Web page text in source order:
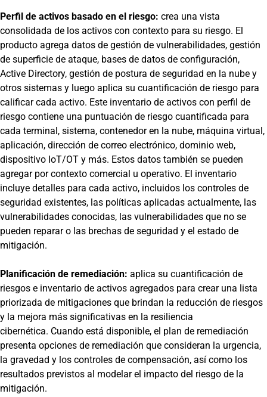
Perfil de activos basado en el riesgo: crea una vista
consolidada de los activos con contexto para su riesgo. El
producto agrega datos de gestión de vulnerabilidades, gestión
de superficie de ataque, bases de datos de configuración,
Active Directory, gestión de postura de seguridad en la nube y
otros sistemas y luego aplica su cuantificación de riesgo para
calificar cada activo. Este inventario de activos con perfil de
riesgo contiene una puntuación de riesgo cuantificada para
cada terminal, sistema, contenedor en la nube, máquina virtual,
aplicación, dirección de correo electrónico, dominio web,
dispositivo IoT/OT y más. Estos datos también se pueden
agregar por contexto comercial u operativo. El inventario
incluye detalles para cada activo, incluidos los controles de
seguridad existentes, las políticas aplicadas actualmente, las
vulnerabilidades conocidas, las vulnerabilidades que no se
pueden reparar o las brechas de seguridad y el estado de
mitigación.
Planificación de remediación: aplica su cuantificación de
riesgos e inventario de activos agregados para crear una lista
priorizada de mitigaciones que brindan la reducción de riesgos
y la mejora más significativas en la resiliencia
cibernética. Cuando está disponible, el plan de remediación
presenta opciones de remediación que consideran la urgencia,
la gravedad y los controles de compensación, así como los
resultados previstos al modelar el impacto del riesgo de la
mitigación.